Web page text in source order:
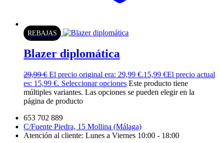
REBAJAS
Blazer diplomática
29,99€ El precio original era: 29,99 €.15,99 €El precio actual
es: 15,99 €. Seleccionar opciones Este producto tiene
múltiples variantes. Las opciones se pueden elegir en la
página de producto
653 702 889
C/Fuente Piedra, 15 Mollina (Málaga)
Atención al cliente: Lunes a Viernes 10:00 - 18:00